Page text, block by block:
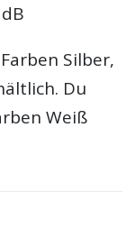
Silber,
Du
Weiß